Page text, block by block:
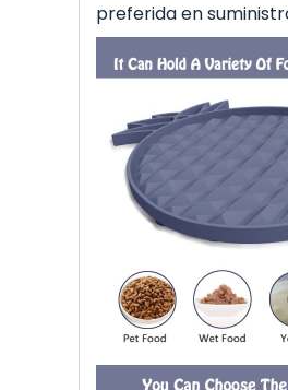
preferida en